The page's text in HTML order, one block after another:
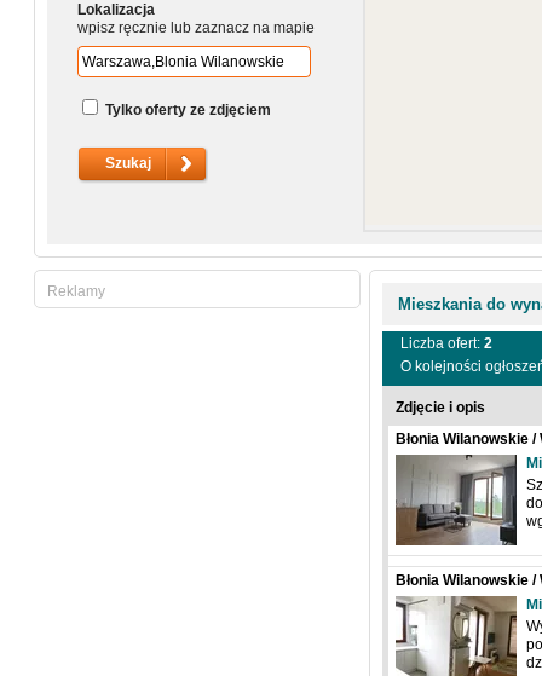
Lokalizacja
wpisz ręcznie lub zaznacz na mapie
Tylko oferty ze zdjęciem
Mieszkania do
Liczba ofert: 2
O kolejności
Zdjęcie i opis
Błonia Wilanowskie
Zdrowa
Błonia Wilanowskie
Rzeczypospolitej
Reklamy